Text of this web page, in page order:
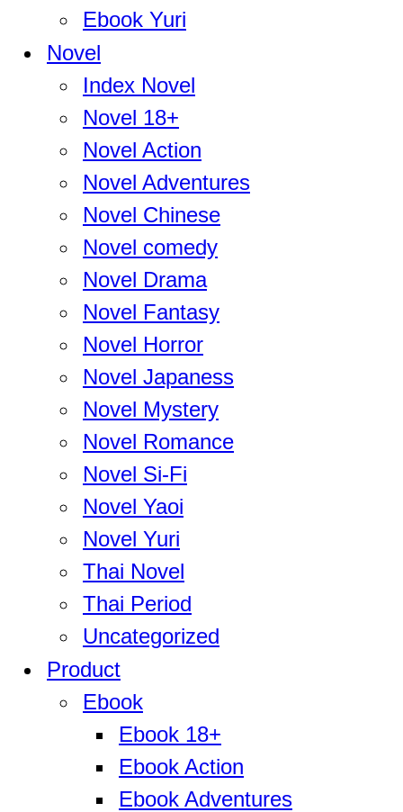
Ebook Yuri
Novel
Index Novel
Novel 18+
Novel Action
Novel Adventures
Novel Chinese
Novel comedy
Novel Drama
Novel Fantasy
Novel Horror
Novel Japaness
Novel Mystery
Novel Romance
Novel Si-Fi
Novel Yaoi
Novel Yuri
Thai Novel
Thai Period
Uncategorized
Product
Ebook
Ebook 18+
Ebook Action
Ebook Adventures